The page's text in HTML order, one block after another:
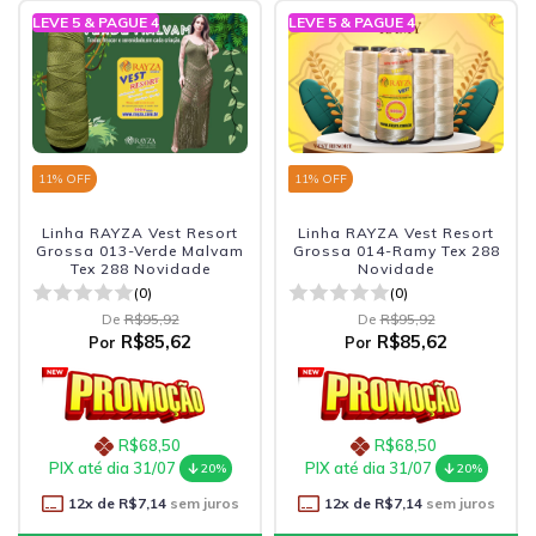
LEVE 5 & PAGUE 4
11% OFF
Linha RAYZA Vest Resort
Grossa 013-Verde Malvam
Tex 288 Novidade
(0)
De R$95,92
Por R$85,62
R$68,50
PIX até dia 31/07
20%
12x de R$7,14sem juros
LEVE 5 & PAGUE 4
11% OFF
Linha RAYZA Vest Resort
Grossa 014-Ramy Tex 288
Novidade
(0)
De R$95,92
Por R$85,62
R$68,50
PIX até dia 31/07
20%
12x de R$7,14sem juros